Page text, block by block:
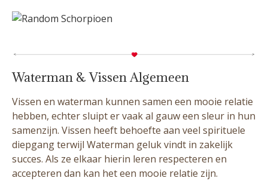
Waterman & Vissen Algemeen
Vissen en waterman kunnen samen een mooie relatie
hebben, echter sluipt er vaak al gauw een sleur in hun
samenzijn. Vissen heeft behoefte aan veel spirituele
diepgang terwijl Waterman geluk vindt in zakelijk
succes. Als ze elkaar hierin leren respecteren en
accepteren dan kan het een mooie relatie zijn.